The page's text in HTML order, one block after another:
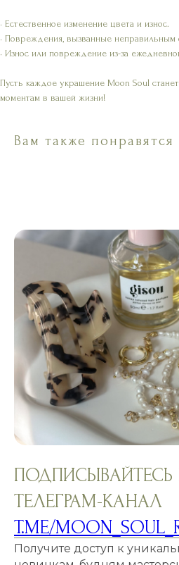
• Естественное изменение цвета и износ.
• Повреждения, вызванные
• Износ или повреждение из-за
Пусть каждое украшение Moon Soul
моментам в вашей жизни!
Вам также понравятся
ТЕЛЕГРАМ-КАНАЛ
T.ME/
Получите доступ к